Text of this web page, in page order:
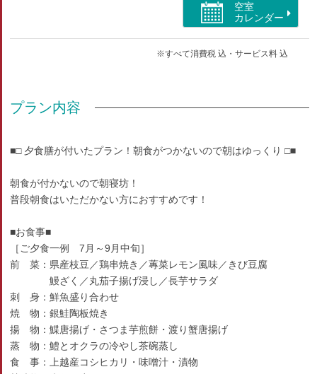
空室
カレンダー
※すべて消費税 込・サービス料 込
プラン内容
■□ 夕食膳が付いたプラン！朝食がつかないので朝はゆっくり □■
朝食が付かないので朝寝坊！
普段朝食はいただかない方におすすめです！
■お食事■
［ご夕食一例 7月～9月中旬］
前 菜：県産枝豆／鶏串焼き／蓴菜レモン風味／きび豆腐
鰻ざく／丸茄子揚げ浸し／長芋サラダ
刺 身：鮮魚盛り合わせ
焼 物：銀鮭陶板焼き
揚 物：鰈唐揚げ・さつま芋煎餅・渡り蟹唐揚げ
蒸 物：鱧とオクラの冷やし茶碗蒸し
食 事：上越産コシヒカリ・味噌汁・漬物